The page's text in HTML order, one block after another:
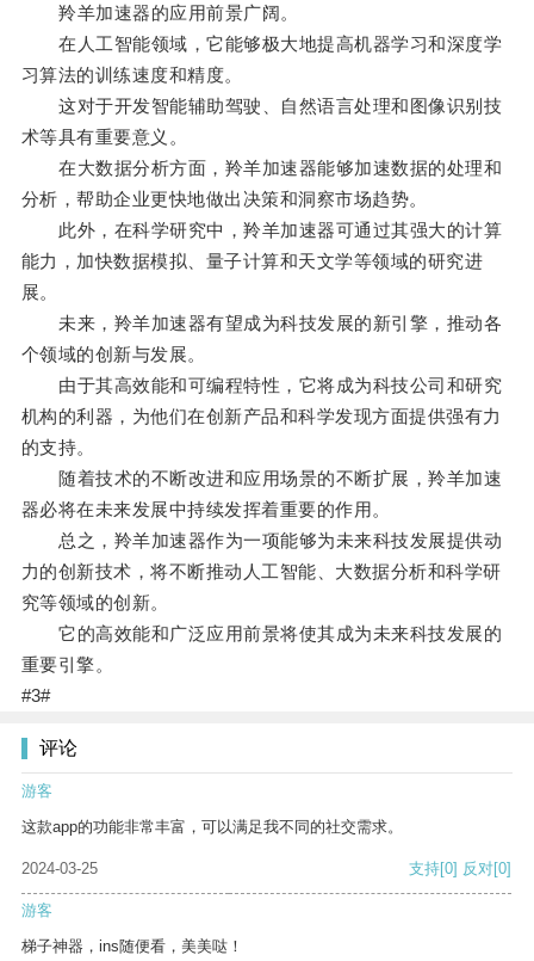
羚羊加速器的应用前景广阔。
在人工智能领域，它能够极大地提高机器学习和深度学
习算法的训练速度和精度。
这对于开发智能辅助驾驶、自然语言处理和图像识别技
术等具有重要意义。
在大数据分析方面，羚羊加速器能够加速数据的处理和
分析，帮助企业更快地做出决策和洞察市场趋势。
此外，在科学研究中，羚羊加速器可通过其强大的计算
能力，加快数据模拟、量子计算和天文学等领域的研究进
展。
未来，羚羊加速器有望成为科技发展的新引擎，推动各
个领域的创新与发展。
由于其高效能和可编程特性，它将成为科技公司和研究
机构的利器，为他们在创新产品和科学发现方面提供强有力
的支持。
随着技术的不断改进和应用场景的不断扩展，羚羊加速
器必将在未来发展中持续发挥着重要的作用。
总之，羚羊加速器作为一项能够为未来科技发展提供动
力的创新技术，将不断推动人工智能、大数据分析和科学研
究等领域的创新。
它的高效能和广泛应用前景将使其成为未来科技发展的
重要引擎。
#3#
评论
游客
这款app的功能非常丰富，可以满足我不同的社交需求。
2024-03-25 支持[0] 反对[0]
游客
梯子神器，ins随便看，美美哒！